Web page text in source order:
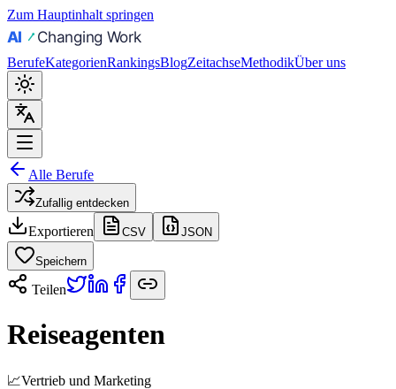
Zum Hauptinhalt springen
BerufeKategorienRankingsBlogZeitachseMethodikÜber uns
Alle Berufe
Zufallig entdecken
Exportieren CSV JSON
Speichern
Teilen
Reiseagenten
📈Vertrieb und Marketing